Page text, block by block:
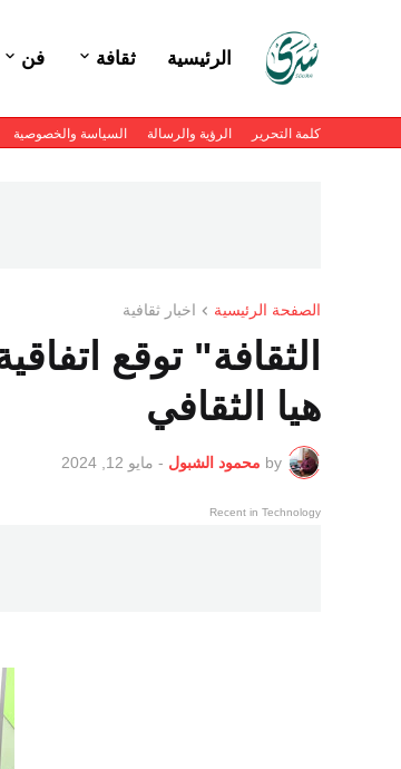
الرئيسية ثقافة فن
كلمة التحرير الرؤية والرسالة السياسة والخصوصية
الصفحة الرئيسية اخبار ثقافية
الثقافة" توقع
هيا الثقافي
by محمود الشبول - مايو 12, 2024
Recent in Technology